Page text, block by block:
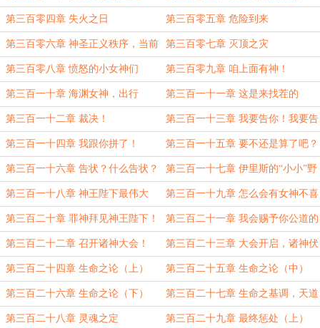
第三百零四章 失火之日 第三百零五章 危险到来
第三百零六章 神圣正义秩序，当前
的“漏洞”
第三百零七章 灭顶之灾
第三百零八章 愤怒的小女神们 第三百零九章 咱上面有神！
第三百一十章 海渊女神，出行 第三百一十一章 这是来找茬的
吧？！
第三百一十二章 裁决！ 第三百一十三章 我要告你！我要告
到奥林匹斯！
第三百一十四章 我跟你拼了！ 第三百一十五章 要不还是算了吧？
第三百一十六章 告状？什么告状？
请罪！
第三百一十七章 伊里斯的“小小”野
望
第三百一十八章 神王陛下最伟大
啦！
第三百一十九章 怎么会有女神不喜
欢陛下呢？
第三百二十章 罪神拜见神王陛下！ 第三百二十一章 我会赐予你公道的
第三百二十二章 召开诸神大会！ 第三百二十三章 大会开启，诸神伏
阙！
第三百二十四章 生命之论（上） 第三百二十五章 生命之论（中）
第三百二十六章 生命之论（下） 第三百二十七章 生命之基调，天道
至公
第三百二十八章 灵魂之定 第三百二十九章 最终惩处（上）